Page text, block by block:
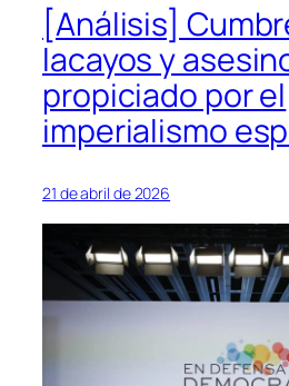
[Análisis]
lacayos y
propiciado por el
imperialismo
21 de abril de 2026